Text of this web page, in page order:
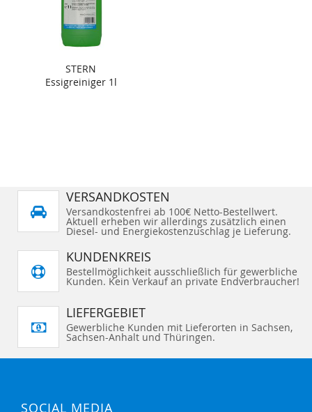
STERN
Essigreiniger 1l
VERSANDKOSTEN
Versandkostenfrei ab 100€ Netto-Bestellwert.
Aktuell erheben wir allerdings zusätzlich einen
Diesel- und Energiekostenzuschlag je Lieferung.
KUNDENKREIS
Bestellmöglichkeit ausschließlich für gewerbliche
Kunden. Kein Verkauf an private Endverbraucher!
LIEFERGEBIET
Gewerbliche Kunden mit Lieferorten in Sachsen,
Sachsen-Anhalt und Thüringen.
SOCIAL MEDIA